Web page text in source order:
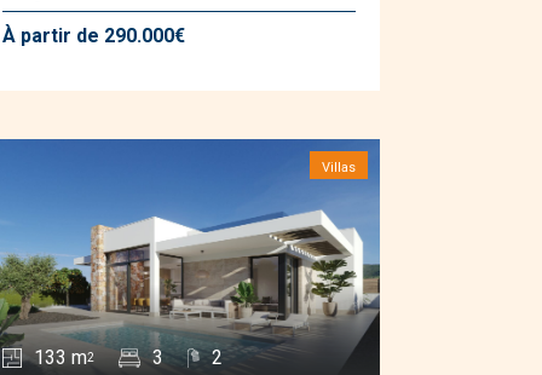
Los Nietos (1)
Roldan (4)
À partir de 290.000€
133 m2 3 2
Villas